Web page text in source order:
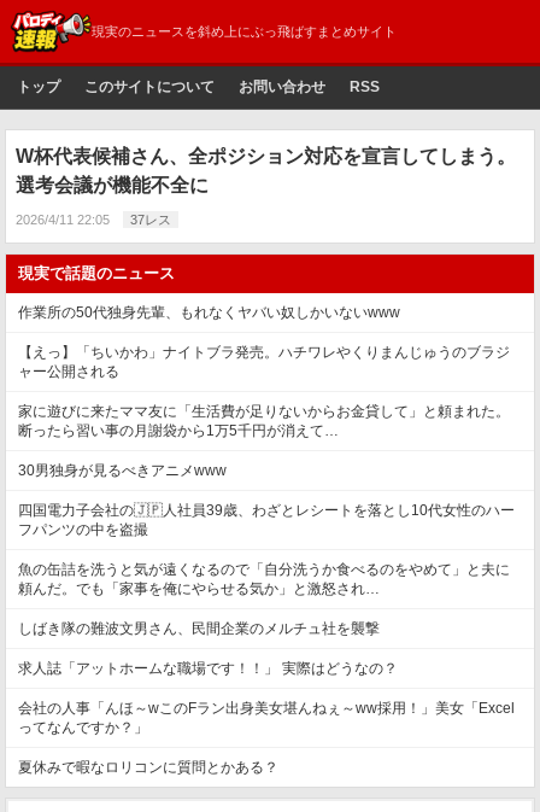
現実のニュースを斜め上にぶっ飛ばすまとめサイト
トップ このサイトについて お問い合わせ RSS
W杯代表候補さん、全ポジション対応を宣言してしまう。
選考会議が機能不全に
2026/4/11 22:05 37レス
現実で話題のニュース
作業所の50代独身先輩、もれなくヤバい奴しかいないwww
【えっ】「ちいかわ」ナイトブラ発売。ハチワレやくりまんじゅうのブラジ
ャー公開される
家に遊びに来たママ友に「生活費が足りないからお金貸して」と頼まれた。
断ったら習い事の月謝袋から1万5千円が消えて…
30男独身が見るべきアニメwww
四国電力子会社の🇯🇵人社員39歳、わざとレシートを落とし10代女性のハー
フパンツの中を盗撮
魚の缶詰を洗うと気が遠くなるので「自分洗うか食べるのをやめて」と夫に
頼んだ。でも「家事を俺にやらせる気か」と激怒され…
しばき隊の難波文男さん、民間企業のメルチュ社を襲撃
求人誌「アットホームな職場です！！」 実際はどうなの？
会社の人事「んほ～wこのFラン出身美女堪んねぇ～ww採用！」美女「Excel
ってなんですか？」
夏休みで暇なロリコンに質問とかある？